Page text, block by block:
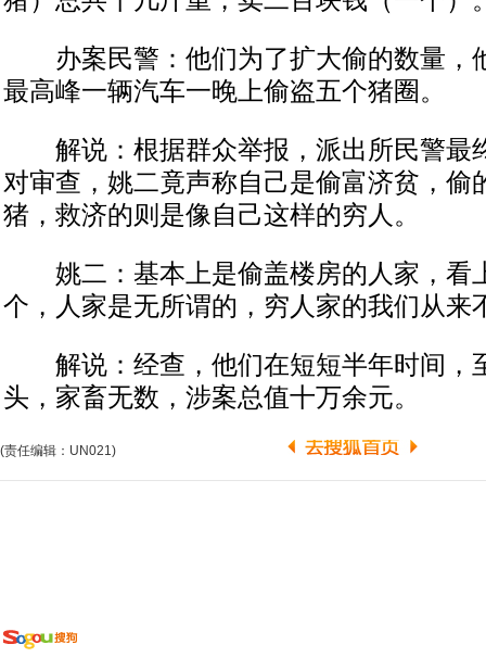
办案民警：他们为了扩大偷的数量，
最高峰一辆汽车一晚上偷盗五个猪圈。
解说：根据群众举报，派出所民警最
对审查，姚二竟声称自己是偷富济贫，偷
猪，救济的则是像自己这样的穷人。
姚二：基本上是偷盖楼房的人家，看
个，人家是无所谓的，穷人家的我们从来
解说：经查，他们在短短半年时间，
头，家畜无数，涉案总值十万余元。
(责任编辑：UN021)